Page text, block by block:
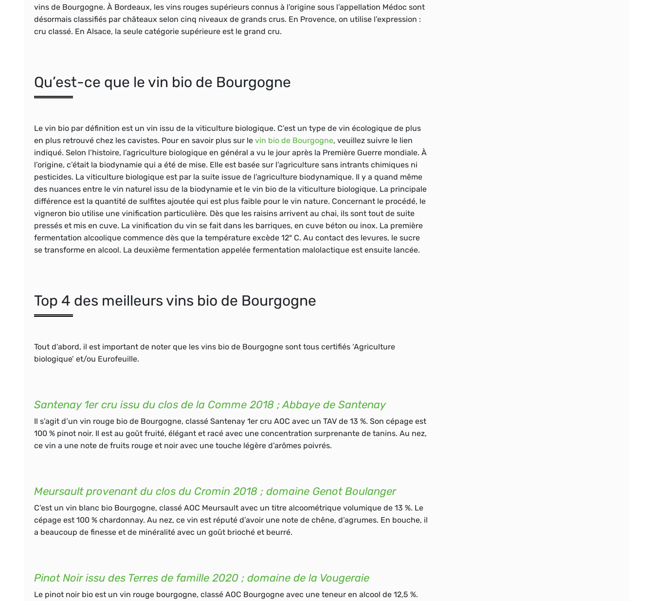
vins de Bourgogne. À Bordeaux, les vins rouges supérieurs connus à l’origine sous l’appellation Médoc sont
désormais classifiés par châteaux selon cinq niveaux de grands crus. En Provence, on utilise l’expression :
cru classé. En Alsace, la seule catégorie supérieure est le grand cru.
Qu’est-ce que le vin bio de Bourgogne
Le vin bio par définition est un vin issu de la viticulture biologique. C’est un type de vin écologique de plus
en plus retrouvé chez les cavistes. Pour en savoir plus sur le vin bio de Bourgogne, veuillez suivre le lien
indiqué. Selon l’histoire, l’agriculture biologique en général a vu le jour après la Première Guerre mondiale. À
l’origine, c’était la biodynamie qui a été de mise. Elle est basée sur l’agriculture sans intrants chimiques ni
pesticides. La viticulture biologique est par la suite issue de l’agriculture biodynamique. Il y a quand même
des nuances entre le vin naturel issu de la biodynamie et le vin bio de la viticulture biologique. La principale
différence est la quantité de sulfites ajoutée qui est plus faible pour le vin nature. Concernant le procédé, le
vigneron bio utilise une vinification particulière. Dès que les raisins arrivent au chai, ils sont tout de suite
pressés et mis en cuve. La vinification du vin se fait dans les barriques, en cuve béton ou inox. La première
fermentation alcoolique commence dès que la température excède 12° C. Au contact des levures, le sucre
se transforme en alcool. La deuxième fermentation appelée fermentation malolactique est ensuite lancée.
Top 4 des meilleurs vins bio de Bourgogne
Tout d’abord, il est important de noter que les vins bio de Bourgogne sont tous certifiés ‘Agriculture
biologique’ et/ou Eurofeuille.
Santenay 1er cru issu du clos de la Comme 2018 ; Abbaye de Santenay
Il s’agit d’un vin rouge bio de Bourgogne, classé Santenay 1er cru AOC avec un TAV de 13 %. Son cépage est
100 % pinot noir. Il est au goût fruité, élégant et racé avec une concentration surprenante de tanins. Au nez,
ce vin a une note de fruits rouge et noir avec une touche légère d’arômes poivrés.
Meursault provenant du clos du Cromin 2018 ; domaine Genot Boulanger
C’est un vin blanc bio Bourgogne, classé AOC Meursault avec un titre alcoométrique volumique de 13 %. Le
cépage est 100 % chardonnay. Au nez, ce vin est réputé d’avoir une note de chêne, d’agrumes. En bouche, il
a beaucoup de finesse et de minéralité avec un goût brioché et beurré.
Pinot Noir issu des Terres de famille 2020 ; domaine de la Vougeraie
Le pinot noir bio est un vin rouge bourgogne, classé AOC Bourgogne avec une teneur en alcool de 12,5 %.